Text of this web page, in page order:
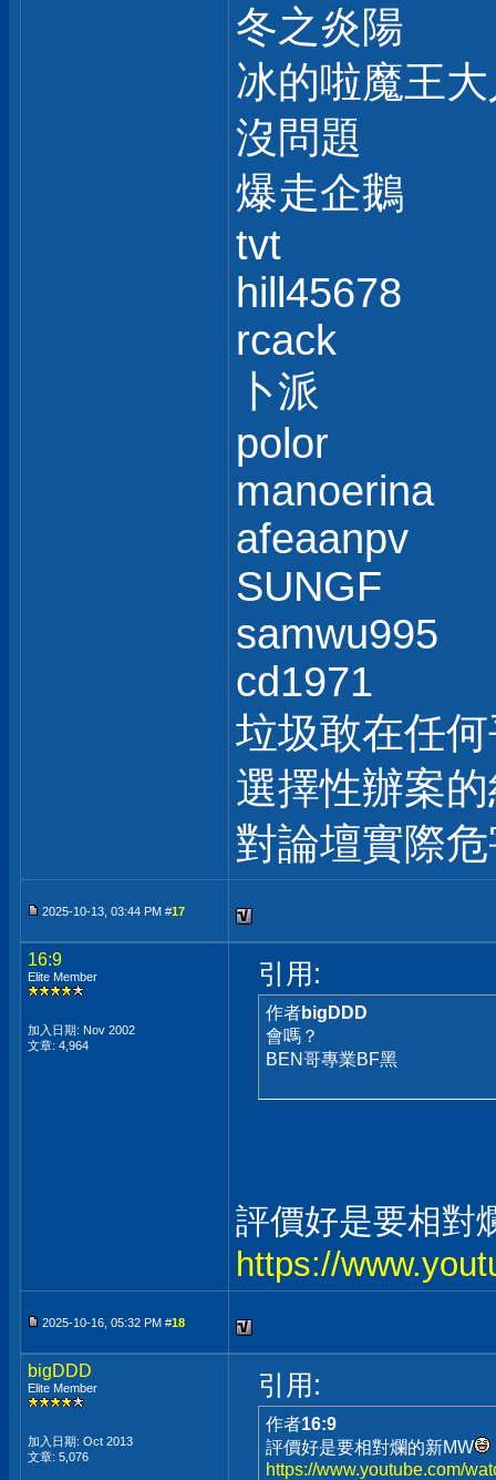
冬之炎陽
冰的啦魔王
沒問題
爆走企鵝
tvt
hill45678
rcack
卜派
polor
manoerina
afeaanpv
SUNGF
samwu995
cd1971
垃圾敢在任
選擇性辦案
對論壇實際
2025-10-13, 03:44 PM #17
16:9
Elite Member
加入日期: Nov 2002
文章: 4,964
引用:
作者bigDDD
會嗎？
BEN哥專業BF黑
評價好是要相對
https://
2025-10-16, 05:32 PM #18
bigDDD
Elite Member
加入日期: Oct 2013
文章: 5,076
引用:
作者16:9
評價好是要相對爛的新MW
https://www.youtube.com/